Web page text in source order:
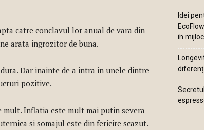
catre conclavul lor anual de vara din
arata ingrozitor de buna.
Dar inainte de a intra in unele dintre
pozitive.
mult. Inflatia este mult mai putin severa
si somajul este din fericire scazut.
Idei
în